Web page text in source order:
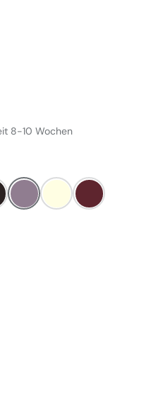
8-10 Wochen
Heather Pale CreamBordeaux Rot